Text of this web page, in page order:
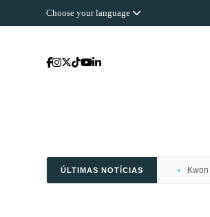
Choose your language
ÚLTIMAS NOTÍCIAS